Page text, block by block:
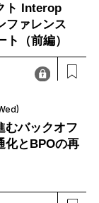
ト Interop
ファレンス
ト（前編）
むバックオフ
化とBPOの再